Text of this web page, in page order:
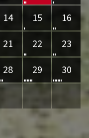
14 15
16
21 22
23
28 29
30